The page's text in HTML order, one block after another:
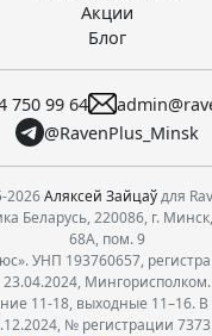
Акции
Блог
750 99 64
@RavenPlus_Minsk
2026Аляксей Зайцаўдля
Беларусь, 220086, г.
68А, пом. 9
УНП 193760657,
23.04.2024, Мингорисполком.
11-18, выходные 11–16. В
№ регистрации